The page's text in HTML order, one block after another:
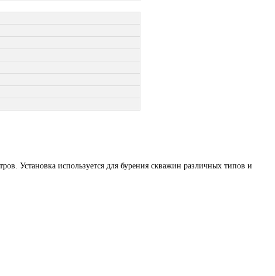
Установка используется для бурения скважин различных типов и